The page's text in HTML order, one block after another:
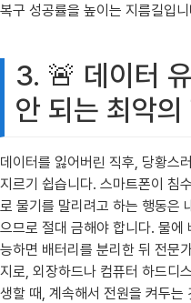
복구 성공률을 높이는 지름길입
3. 🚨 데이터
안 되는 최악의
데이터를 잃어버린 직후, 당황스
지르기 쉽습니다. 스마트폰이 침
로 물기를 말리려고 하는 행동은
으므로 절대 금해야 합니다. 물에
능하면 배터리를 분리한 뒤 전문
지로, 외장하드나 컴퓨터 하드디
생할 때, 계속해서 전원을 켜두